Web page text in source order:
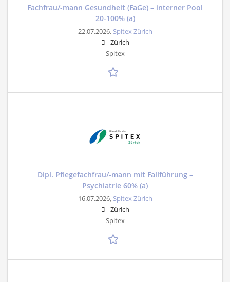
Fachfrau/-mann Gesundheit (FaGe) – interner Pool
20-100% (a)
22.07.2026, Spitex Zürich
Zürich
Spitex
Dipl. Pflegefachfrau/-mann mit Fallführung –
Psychiatrie 60% (a)
16.07.2026, Spitex Zürich
Zürich
Spitex